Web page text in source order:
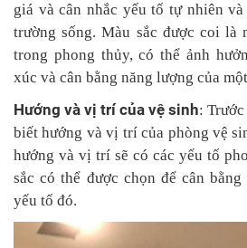
giá và cân nhắc yếu tố tự nhiên
trường sống. Màu sắc được coi là
trong phong thủy, có thể ảnh
xúc và cân bằng năng lượng của
Hướng và vị trí của vệ sinh:
biết hướng và vị trí của phòng vệ
hướng và vị trí sẽ có các yếu tố
sắc có thể được chọn để cân
yếu tố đó.